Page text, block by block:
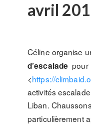
avril
Céline organise
d’escalade pour
<https://
activités
Liban.
particulièrement